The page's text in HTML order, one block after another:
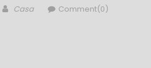
Author
Casa Comment(0)